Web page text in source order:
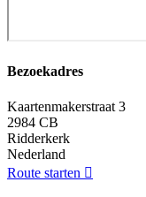
Bezoekadres
Kaartenmakerstraat 3
2984 CB
Ridderkerk
Nederland
Route starten